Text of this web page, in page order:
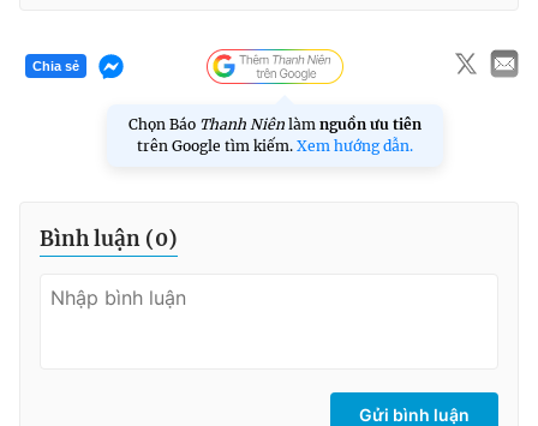
Chia sẻ
Chọn Báo Thanh Niên làm nguồn ưu tiên
trên Google tìm kiếm. Xem hướng dẫn.
Bình luận (0)
Gửi bình luận